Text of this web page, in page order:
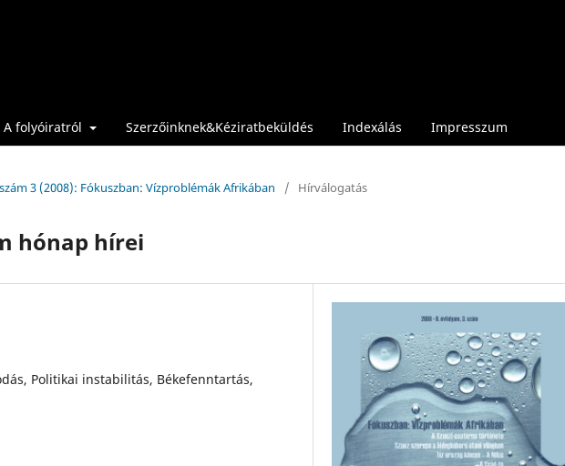
A folyóiratról Szerzőinknek&Kéziratbeküldés Indexálás Impresszum
3 (2008): Fókuszban: Vízproblémák Afrikában / Hírválogatás
hónap hírei
Politikai instabilitás, Békefenntartás,